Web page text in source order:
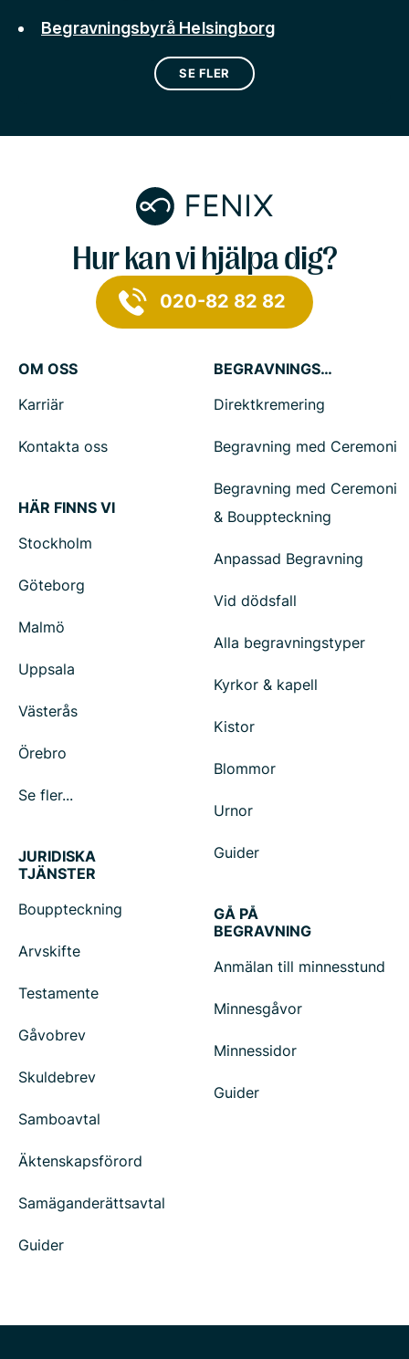
Begravningsbyrå Helsingborg
SE FLER
Hur kan vi hjälpa dig?
020-82 82 82
OM OSS
Karriär
Kontakta oss
HÄR FINNS VI
Stockholm
Göteborg
Malmö
Uppsala
Västerås
Örebro
Se fler...
BEGRAVNINGSTJÄNSTER
Direktkremering
Begravning med Ceremoni
Begravning med Ceremoni
& Bouppteckning
Anpassad Begravning
Vid dödsfall
Alla begravningstyper
Kyrkor & kapell
Kistor
Blommor
Urnor
Guider
JURIDISKA
TJÄNSTER
Bouppteckning
Arvskifte
Testamente
Gåvobrev
Skuldebrev
Samboavtal
Äktenskapsförord
Samäganderättsavtal
Guider
GÅ PÅ
BEGRAVNING
Anmälan till minnesstund
Minnesgåvor
Minnessidor
Guider